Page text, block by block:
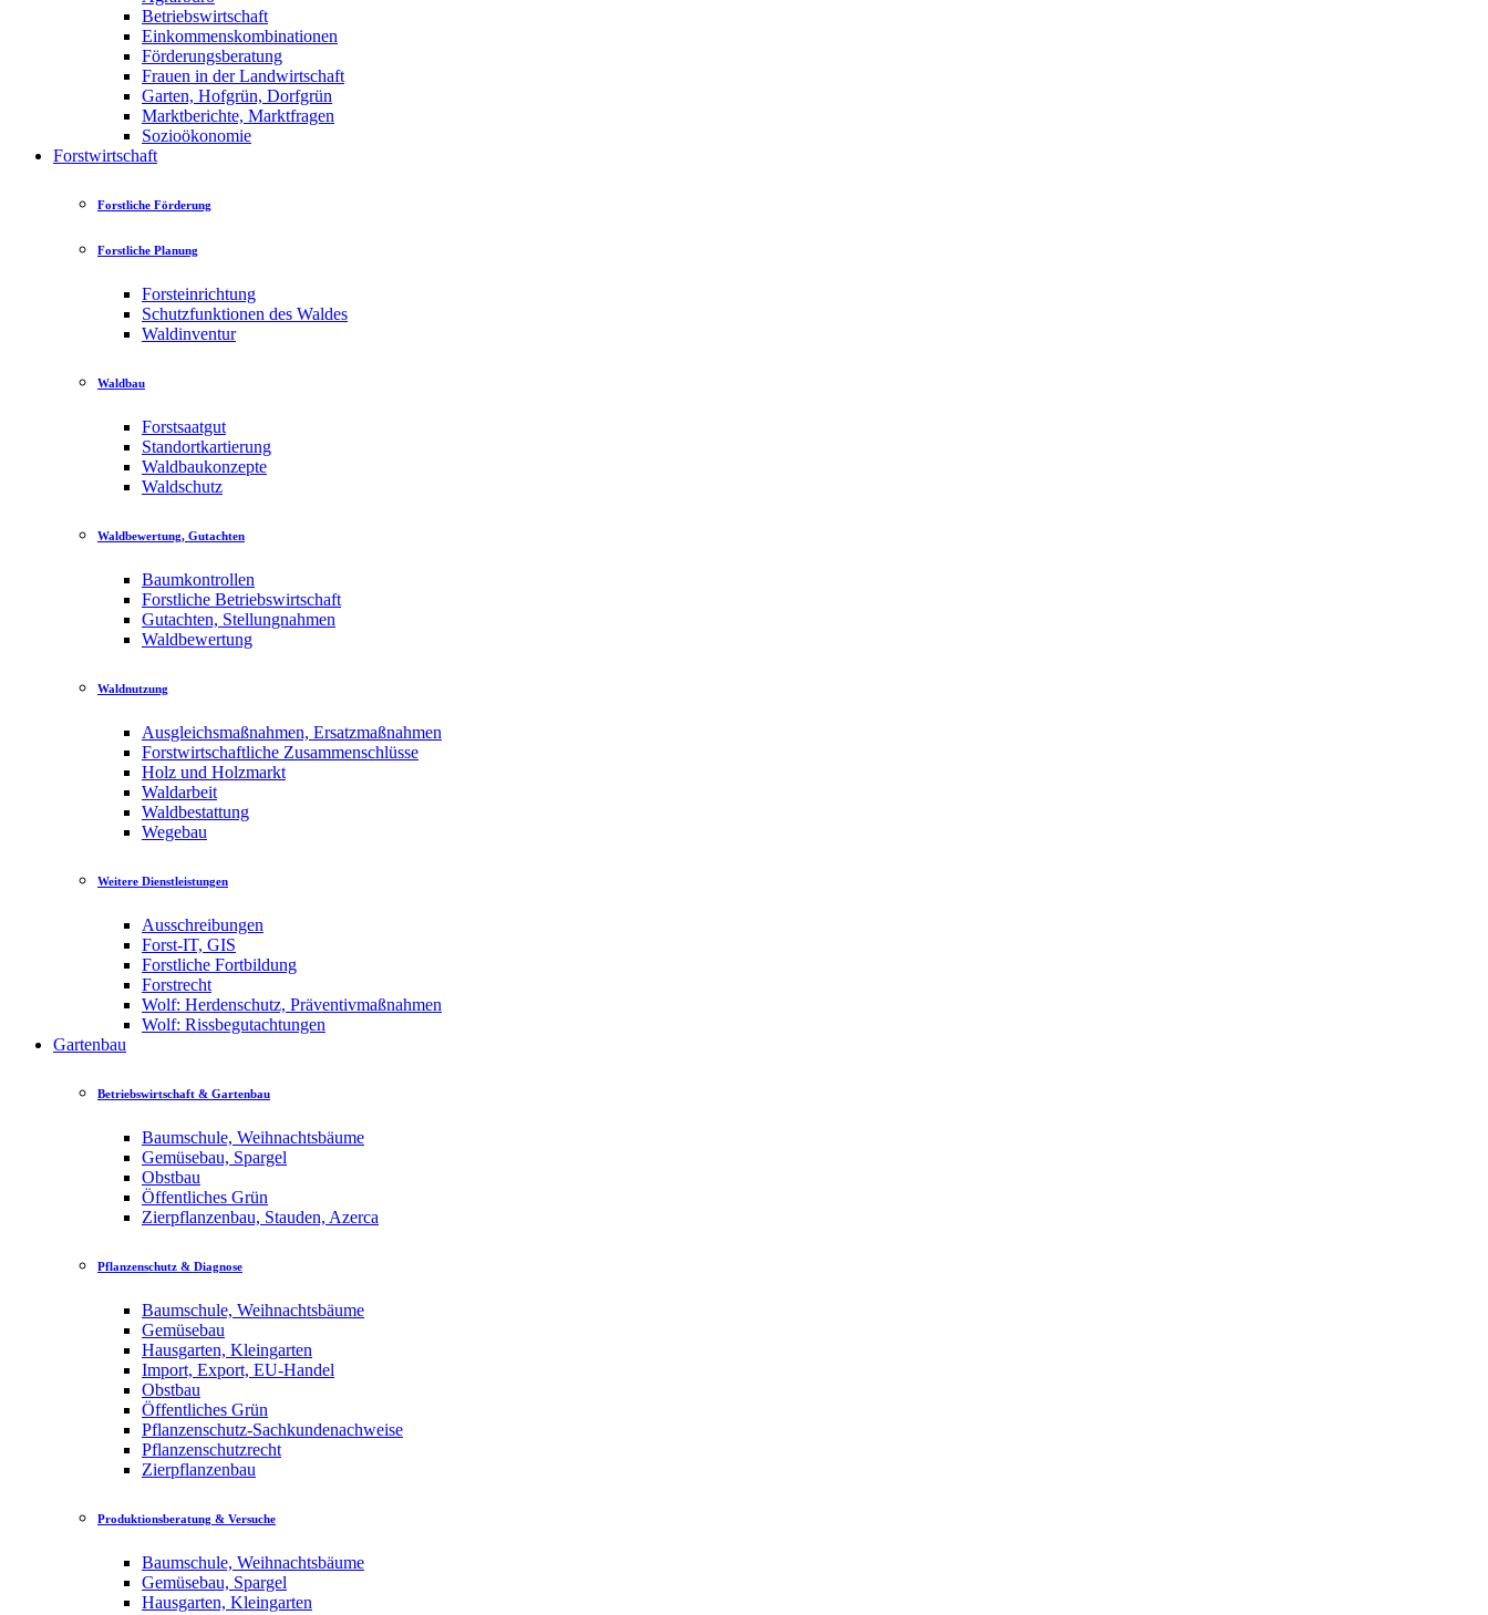
Betriebswirtschaft
Einkommenskombinationen
Förderungsberatung
Frauen in der Landwirtschaft
Garten, Hofgrün, Dorfgrün
Marktberichte, Marktfragen
Sozioökonomie
Forstwirtschaft
Forstliche Förderung
Forstliche Planung
Forsteinrichtung
Schutzfunktionen des Waldes
Waldinventur
Waldbau
Forstsaatgut
Standortkartierung
Waldbaukonzepte
Waldschutz
Waldbewertung, Gutachten
Baumkontrollen
Forstliche Betriebswirtschaft
Gutachten, Stellungnahmen
Waldbewertung
Waldnutzung
Ausgleichsmaßnahmen, Ersatzmaßnahmen
Forstwirtschaftliche Zusammenschlüsse
Holz und Holzmarkt
Waldarbeit
Waldbestattung
Wegebau
Weitere Dienstleistungen
Ausschreibungen
Forst-IT, GIS
Forstliche Fortbildung
Forstrecht
Wolf: Herdenschutz, Präventivmaßnahmen
Wolf: Rissbegutachtungen
Gartenbau
Betriebswirtschaft & Gartenbau
Baumschule, Weihnachtsbäume
Gemüsebau, Spargel
Obstbau
Öffentliches Grün
Zierpflanzenbau, Stauden, Azerca
Pflanzenschutz & Diagnose
Baumschule, Weihnachtsbäume
Gemüsebau
Hausgarten, Kleingarten
Import, Export, EU-Handel
Obstbau
Öffentliches Grün
Pflanzenschutz-Sachkundenachweise
Pflanzenschutzrecht
Zierpflanzenbau
Produktionsberatung & Versuche
Baumschule, Weihnachtsbäume
Gemüsebau, Spargel
Hausgarten, Kleingarten